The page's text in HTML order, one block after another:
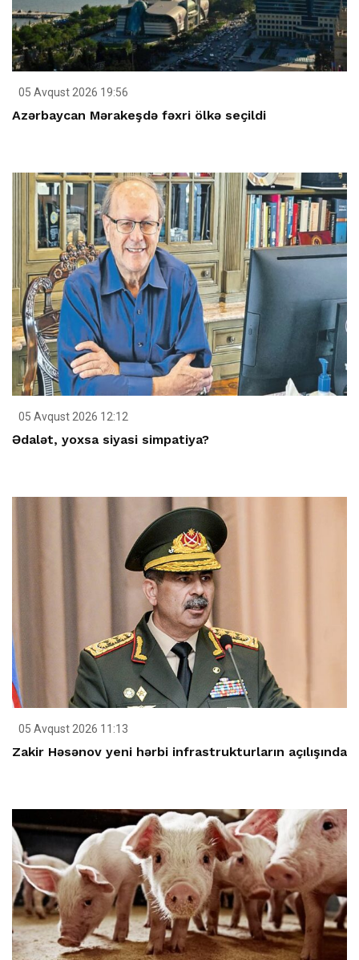
05 Avqust 2026 19:56
Azərbaycan Mərakeşdə fəxri ölkə seçildi
05 Avqust 2026 12:12
Ədalət, yoxsa siyasi simpatiya?
05 Avqust 2026 11:13
Zakir Həsənov yeni hərbi infrastrukturların açılışında